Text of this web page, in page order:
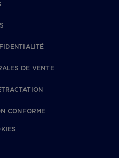
DE VENTE
CONFORME